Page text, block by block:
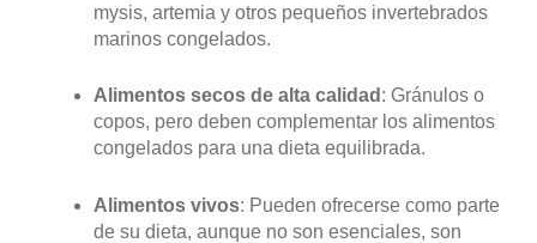
mysis, artemia y otros pequeños invertebrados
marinos congelados.
Alimentos secos de alta calidad : Gránulos o
copos, pero deben complementar los alimentos
congelados para una dieta equilibrada.
Alimentos vivos: Pueden ofrecerse como parte
de su dieta, aunque no son esenciales, son